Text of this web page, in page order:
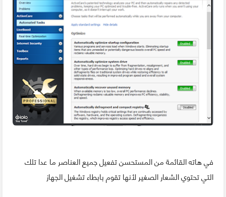
في هاته القائمة من المستحسن تفعيل جميع العناصر ما عدا تلك
التي تحتوي الشعار الصغير لأنها تقوم بابطاء تشغيل الجهاز